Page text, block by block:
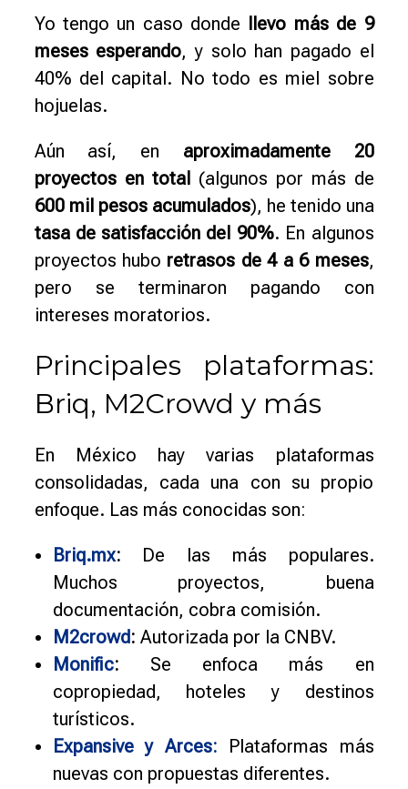
Yo tengo un caso donde llevo más de 9
meses esperando, y solo han pagado el
40% del capital. No todo es miel sobre
hojuelas.
Aún así, en aproximadamente 20
proyectos en total(algunos por más de
600 mil pesos acumulados), he tenido una
tasa de satisfacción del 90%. En algunos
proyectos hubo retrasos de 4 a 6 meses,
pero se terminaron pagando con
intereses moratorios.
Principales plataformas:
Briq, M2Crowd y más
En México hay varias plataformas
consolidadas, cada una con su propio
enfoque. Las más conocidas son:
Briq.mx: De las más populares.
Muchos proyectos, buena
documentación, cobra comisión.
M2crowd: Autorizada por la CNBV.
Monific: Se enfoca más en
copropiedad, hoteles y destinos
turísticos.
Expansive y Arces: Plataformas más
nuevas con propuestas diferentes.